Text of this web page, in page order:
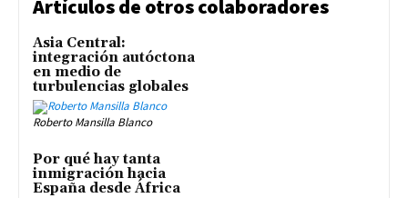
Artículos de otros colaboradores
Asia Central:
integración autóctona
en medio de
turbulencias globales
Roberto Mansilla Blanco
Por qué hay tanta
inmigración hacia
España desde África